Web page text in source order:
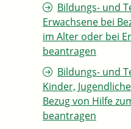
Bildungs- und
Erwachsene bei
im Alter oder bei
beantragen
Bildungs- und
Kinder,
Bezug von Hilfe
beantragen